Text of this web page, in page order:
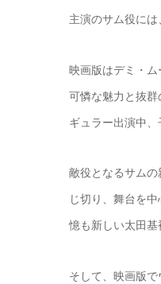
主演のサム役に
映画版はデミ・
可憐な魅力と抜
ギュラー出演中
敵役となるサム
じ切り、舞台を
憶も新しい太田基
そして、映画版